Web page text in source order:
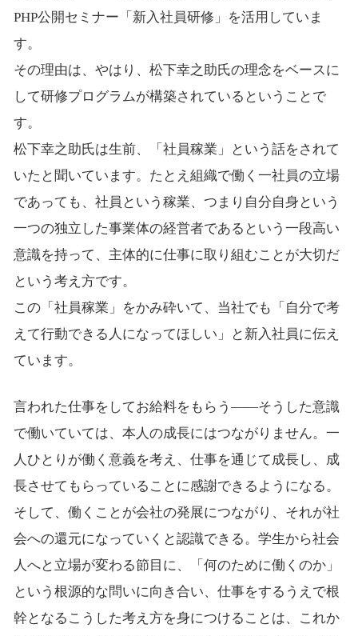
PHP公開セミナー「新入社員研修」を活用していま
す。
その理由は、やはり、松下幸之助氏の理念をベースに
して研修プログラムが構築されているということで
す。
松下幸之助氏は生前、「社員稼業」という話をされて
いたと聞いています。たとえ組織で働く一社員の立場
であっても、社員という稼業、つまり自分自身という
一つの独立した事業体の経営者であるという一段高い
意識を持って、主体的に仕事に取り組むことが大切だ
という考え方です。
この「社員稼業」をかみ砕いて、当社でも「自分で考
えて行動できる人になってほしい」と新入社員に伝え
ています。
言われた仕事をしてお給料をもらう――そうした意識
で働いていては、本人の成長にはつながりません。一
人ひとりが働く意義を考え、仕事を通じて成長し、成
長させてもらっていることに感謝できるようになる。
そして、働くことが会社の発展につながり、それが社
会への還元になっていくと認識できる。学生から社会
人へと立場が変わる節目に、「何のために働くのか」
という根源的な問いに向き合い、仕事をするうえで根
幹となるこうした考え方を身につけることは、これか